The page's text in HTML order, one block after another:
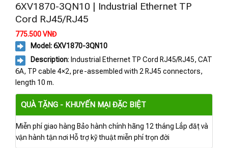
6XV1870-3QN10 | Industrial Ethernet TP
Cord RJ45/RJ45
775.500VNĐ
Model: 6XV1870-3QN10
Description: Industrial Ethernet TP Cord RJ45/RJ45, CAT
6A, TP cable 4×2, pre-assembled with 2 RJ45 connectors,
length 10 m.
QUÀ TẶNG - KHUYẾN MẠI ĐẶC BIỆT
Miễn phí giao hàng Bảo hành chính hãng 12 tháng Lắp đặt và
vận hành tận nơi Hỗ trợ kỹ thuật miễn phí trọn đời